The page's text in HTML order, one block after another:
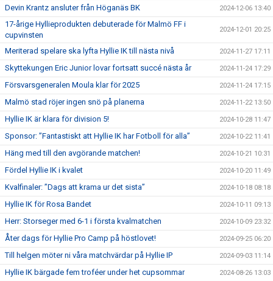
Devin Krantz ansluter från Höganäs BK 2024-12-06 13:40
17-årige Hyllieprodukten debuterade för Malmö FF i
cupvinsten
2024-12-01 20:25
Meriterad spelare ska lyfta Hyllie IK till nästa nivå 2024-11-27 17:11
Skyttekungen Eric Junior lovar fortsatt succé nästa år 2024-11-24 17:29
Försvarsgeneralen Moula klar för 2025 2024-11-24 17:15
Malmö stad röjer ingen snö på planerna 2024-11-22 13:50
Hyllie IK är klara för division 5! 2024-10-28 11:47
Sponsor: ”Fantastiskt att Hyllie IK har Fotboll för alla” 2024-10-22 11:41
Häng med till den avgörande matchen! 2024-10-21 10:31
Fördel Hyllie IK i kvalet 2024-10-20 11:49
Kvalfinaler: ”Dags att krama ur det sista” 2024-10-18 08:18
Hyllie IK för Rosa Bandet 2024-10-11 09:13
Herr: Storseger med 6-1 i första kvalmatchen 2024-10-09 23:32
Åter dags för Hyllie Pro Camp på höstlovet! 2024-09-25 06:20
Till helgen möter ni våra matchvärdar på Hyllie IP 2024-09-03 11:14
Hyllie IK bärgade fem troféer under het cupsommar 2024-08-26 13:03